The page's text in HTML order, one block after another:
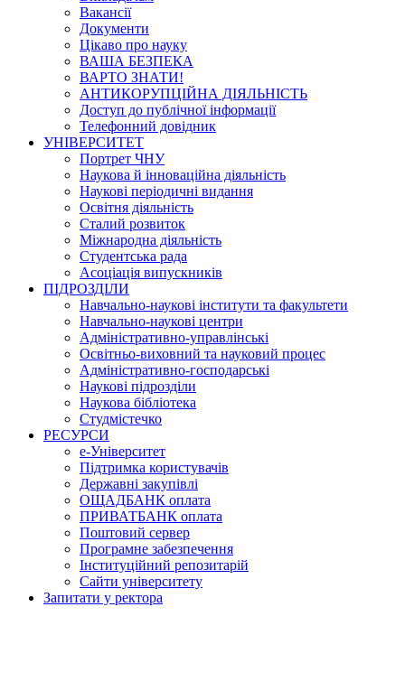
Вакансії
Документи
Цікаво про науку
ВАША БЕЗПЕКА
ВАРТО ЗНАТИ!
АНТИКОРУПЦІЙНА ДІЯЛЬНІСТЬ
Доступ до публічної інформації
Телефонний довідник
УНІВЕРСИТЕТ
Портрет ЧНУ
Наукова й інноваційна діяльність
Наукові періодичні видання
Освітня діяльність
Сталий розвиток
Міжнародна діяльність
Студентська рада
Асоціація випускників
ПІДРОЗДІЛИ
Навчально-наукові інститути та факультети
Навчально-наукові центри
Адміністративно-управлінські
Освітньо-виховний та науковий процес
Адміністративно-господарські
Наукові підрозділи
Наукова бібліотека
Студмістечко
РЕСУРСИ
е-Університет
Підтримка користувачів
Державні закупівлі
ОЩАДБАНК оплата
ПРИВАТБАНК оплата
Поштовий сервер
Програмне забезпечення
Інституційний репозитарій
Сайти університету
Запитати у ректора